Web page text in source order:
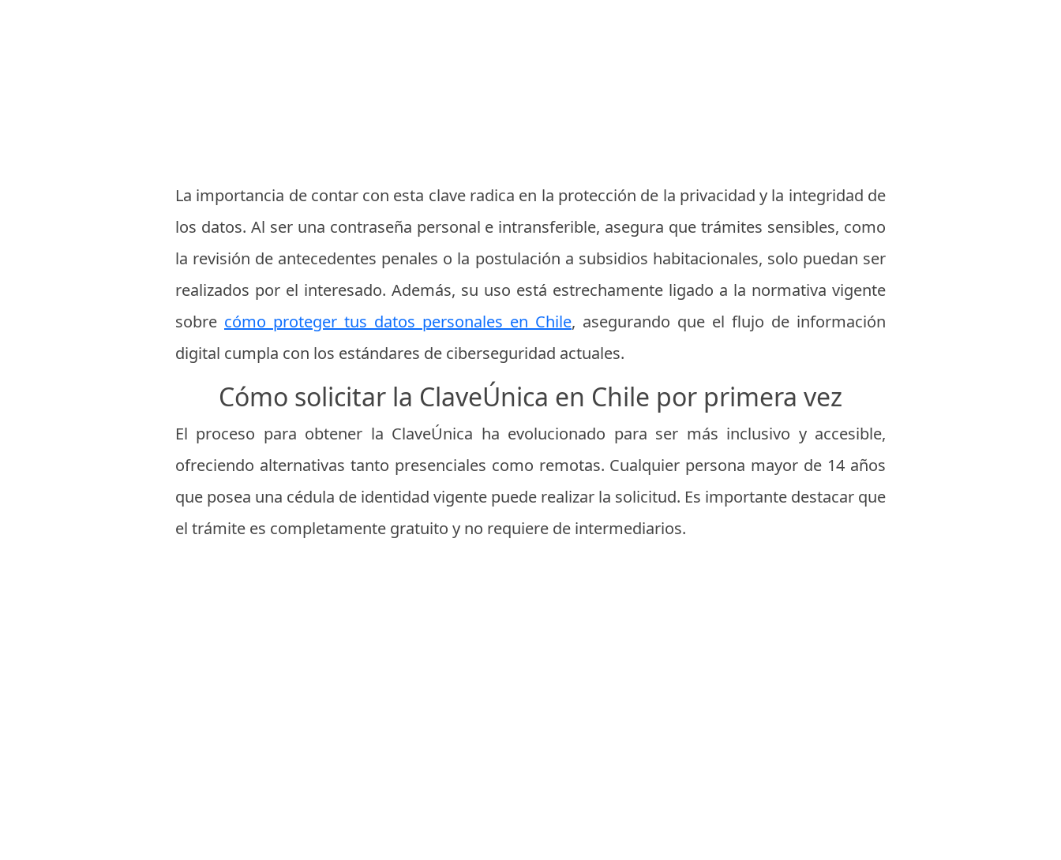
La importancia de contar con esta clave radica en la protección de la privacidad y la integridad de
los datos. Al ser una contraseña personal e intransferible, asegura que trámites sensibles, como
la revisión de antecedentes penales o la postulación a subsidios habitacionales, solo puedan ser
realizados por el interesado. Además, su uso está estrechamente ligado a la normativa vigente
sobre cómo proteger tus datos personales en Chile, asegurando que el flujo de información
digital cumpla con los estándares de ciberseguridad actuales.
Cómo solicitar la ClaveÚnica en Chile por primera vez
El proceso para obtener la ClaveÚnica ha evolucionado para ser más inclusivo y accesible,
ofreciendo alternativas tanto presenciales como remotas. Cualquier persona mayor de 14 años
que posea una cédula de identidad vigente puede realizar la solicitud. Es importante destacar que
el trámite es completamente gratuito y no requiere de intermediarios.